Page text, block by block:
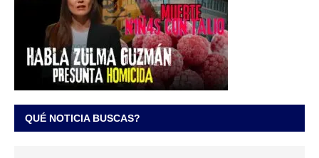
QUÉ NOTICIA BUSCAS?